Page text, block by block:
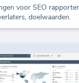
voor SEO
doelwaarden.